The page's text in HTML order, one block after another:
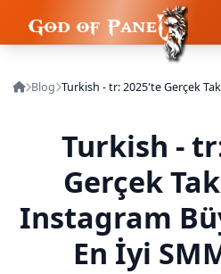
Blog
Turkish -
Gerçek
Instagram
En İyi